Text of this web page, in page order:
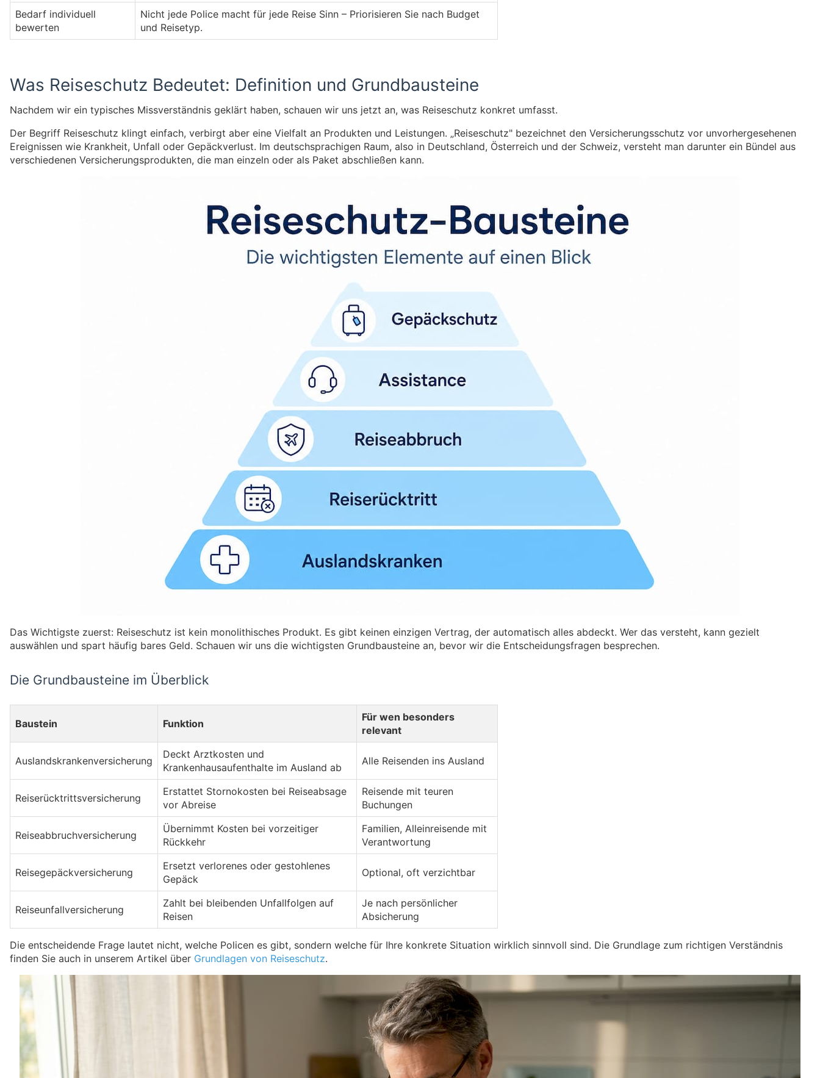
Bedarf individuell
bewerten
Nicht jede Police macht für jede Reise Sinn – Priorisieren Sie nach Budget
und Reisetyp.
Was Reiseschutz Bedeutet: Definition und Grundbausteine
Nachdem wir ein typisches Missverständnis geklärt haben, schauen wir uns jetzt an, was Reiseschutz konkret umfasst.
Der Begriff Reiseschutz klingt einfach, verbirgt aber eine Vielfalt an Produkten und Leistungen. „Reiseschutz" bezeichnet den Versicherungsschutz vor unvorhergesehenen
Ereignissen wie Krankheit, Unfall oder Gepäckverlust. Im deutschsprachigen Raum, also in Deutschland, Österreich und der Schweiz, versteht man darunter ein Bündel aus
verschiedenen Versicherungsprodukten, die man einzeln oder als Paket abschließen kann.
Das Wichtigste zuerst: Reiseschutz ist kein monolithisches Produkt. Es gibt keinen einzigen Vertrag, der automatisch alles abdeckt. Wer das versteht, kann gezielt
auswählen und spart häufig bares Geld. Schauen wir uns die wichtigsten Grundbausteine an, bevor wir die Entscheidungsfragen besprechen.
Die Grundbausteine im Überblick
Baustein Funktion
Für wen besonders
relevant
Auslandskrankenversicherung
Deckt Arztkosten und
Krankenhausaufenthalte im Ausland ab
Alle Reisenden ins Ausland
Reiserücktrittsversicherung
Erstattet Stornokosten bei Reiseabsage
vor Abreise
Reisende mit teuren
Buchungen
Reiseabbruchversicherung
Übernimmt Kosten bei vorzeitiger
Rückkehr
Familien, Alleinreisende mit
Verantwortung
Reisegepäckversicherung
Ersetzt verlorenes oder gestohlenes
Gepäck
Optional, oft verzichtbar
Reiseunfallversicherung
Zahlt bei bleibenden Unfallfolgen auf
Reisen
Je nach persönlicher
Absicherung
Die entscheidende Frage lautet nicht, welche Policen es gibt, sondern welche für Ihre konkrete Situation wirklich sinnvoll sind. Die Grundlage zum richtigen Verständnis
finden Sie auch in unserem Artikel über Grundlagen von Reiseschutz.